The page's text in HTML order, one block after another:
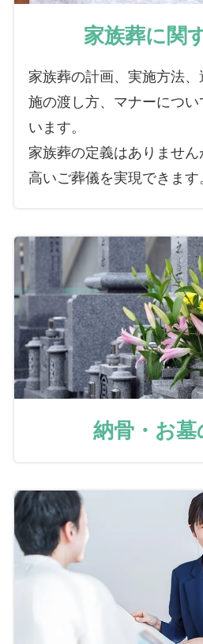
家族葬に関
家族葬の計画、実施方法
施の渡し方、マナーにつ
います。
家族葬の定義はありませ
高いご葬儀を実現できます。
納骨・お墓